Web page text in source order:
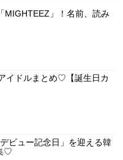
MIGHTEEZ」！名前、読み
イドルまとめ♡【誕生日カ
ビュー記念日」を迎える韓
♡